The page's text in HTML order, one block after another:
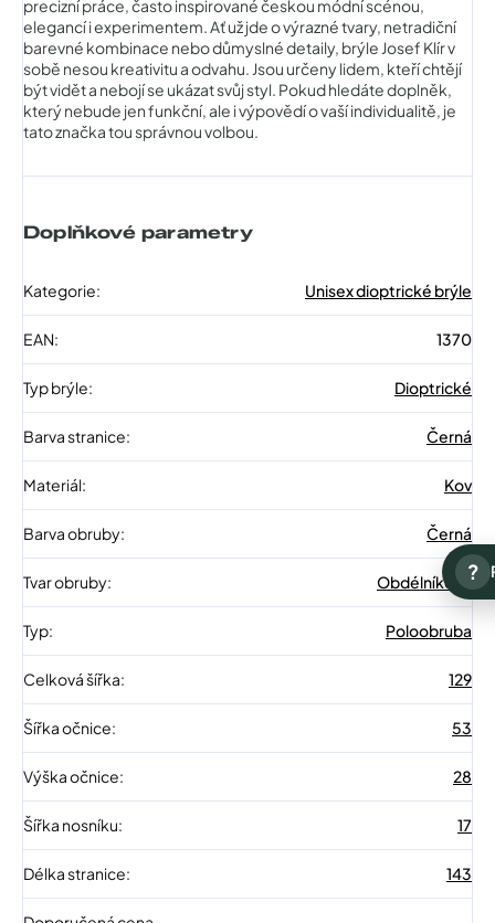
precizní práce, často inspirované českou módní scénou,
elegancí i experimentem. Ať už jde o výrazné tvary, netradiční
barevné kombinace nebo důmyslné detaily, brýle Josef Klír v
sobě nesou kreativitu a odvahu. Jsou určeny lidem, kteří chtějí
být vidět a nebojí se ukázat svůj styl. Pokud hledáte doplněk,
který nebude jen funkční, ale i výpovědí o vaší individualitě, je
tato značka tou správnou volbou.
Doplňkové parametry
Kategorie: Unisex dioptrické brýle
EAN: 1370
Typ brýle: Dioptrické
Barva stranice: Černá
Materiál: Kov
Barva obruby: Černá
Tvar obruby: Obdélníkové
Typ: Poloobruba
Celková šířka: 129
Šířka očnice: 53
Výška očnice: 28
Šířka nosníku: 17
Délka stranice: 143
?